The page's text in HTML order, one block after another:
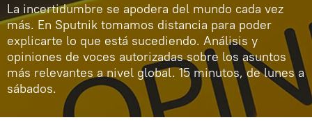
La incertidumbre se apodera del mundo cada vez
más. En Sputnik tomamos distancia para poder
explicarte lo que está sucediendo. Análisis y
opiniones de voces autorizadas sobre los asuntos
más relevantes a nivel global. 15 minutos, de lunes a
sábados.